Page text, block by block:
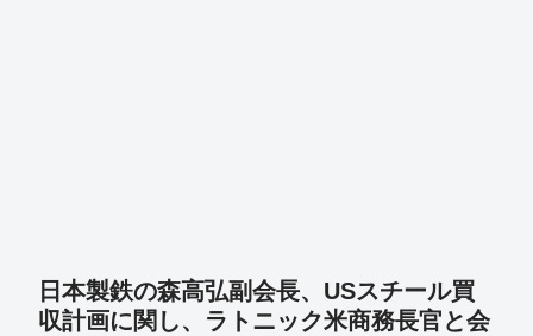
日本製鉄の森高弘副会長、USスチール買
収計画に関し、ラトニック米商務長官と会